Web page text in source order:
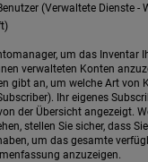
(Verwaltete Dienste -
um das Inventar
verwalteten Konten
gibt an, um welche Art von
Ihr eigenes
der Übersicht angezeigt.
stellen Sie sicher, dass
um das gesamte
anzuzeigen.